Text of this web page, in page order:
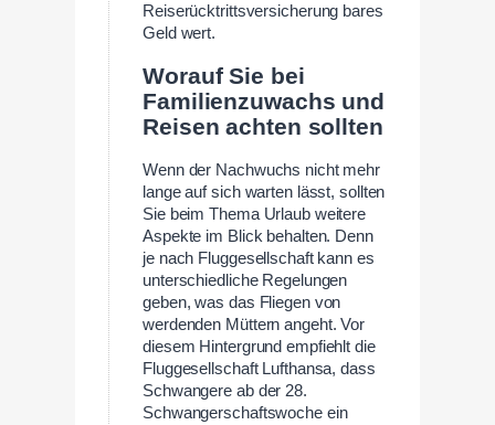
Reiserücktrittsversicherung bares
Geld wert.
Worauf Sie bei
Familienzuwachs und
Reisen achten sollten
Wenn der Nachwuchs nicht mehr
lange auf sich warten lässt, sollten
Sie beim Thema Urlaub weitere
Aspekte im Blick behalten. Denn
je nach Fluggesellschaft kann es
unterschiedliche Regelungen
geben, was das Fliegen von
werdenden Müttern angeht. Vor
diesem Hintergrund empfiehlt die
Fluggesellschaft Lufthansa, dass
Schwangere ab der 28.
Schwangerschaftswoche ein